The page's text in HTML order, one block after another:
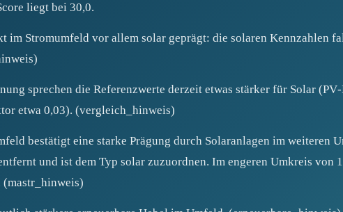
liegt bei 30,0.
im Stromumfeld vor allem solar geprägt: die solaren Kennzahlen
sprechen die Referenzwerte derzeit etwas stärker für Solar
etwa 0,03). (vergleich_hinweis)
bestätigt eine starke Prägung durch Solaranlagen im weiteren
und ist dem Typ solar zuzuordnen. Im engeren Umkreis von
(mastr_hinweis)